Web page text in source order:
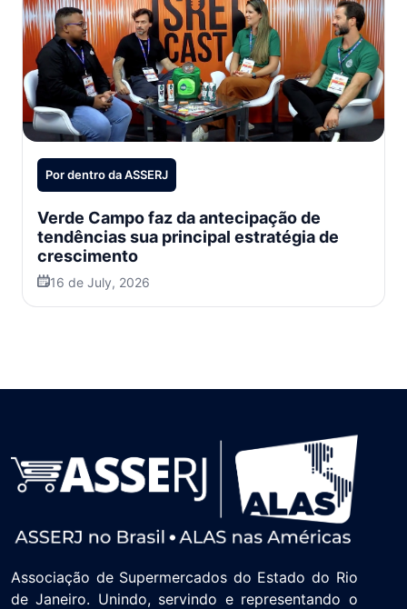
Por dentro da ASSERJ
Verde Campo faz da antecipação de
tendências sua principal estratégia de
crescimento
16 de July, 2026
Associação de Supermercados do Estado do Rio
de Janeiro. Unindo, servindo e representando o